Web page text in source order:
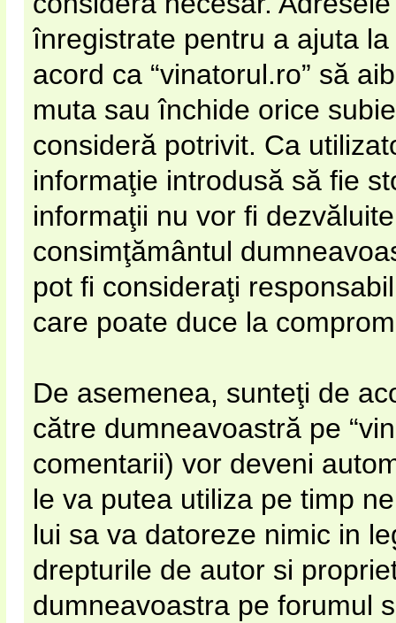
înregistrate pentru a ajuta
acord ca “vinatorul.ro” să
muta sau închide orice
consideră potrivit. Ca
informaţie introdusă să fie
informaţii nu vor fi
consimţământul
pot fi consideraţi
care poate duce la
De asemenea, sunteţi de
către dumneavoastră pe
comentarii) vor deveni
le va putea utiliza pe timp
lui sa va datoreze nimic in
drepturile de autor si
dumneavoastra pe forumul